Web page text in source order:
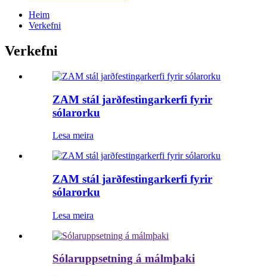
Heim
Verkefni
Verkefni
ZAM stál jarðfestingarkerfi fyrir
sólarorku
Lesa meira
ZAM stál jarðfestingarkerfi fyrir
sólarorku
Lesa meira
Sólaruppsetning á málmþaki